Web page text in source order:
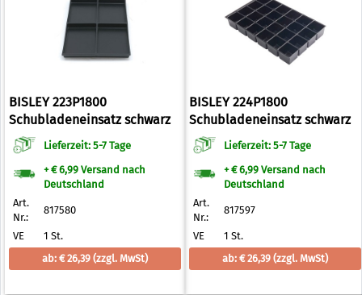
BISLEY 223P1800
Schubladeneinsatz schwarz
Lieferzeit: 5-7 Tage
+ € 6,99 Versand nach
Deutschland
Art.
Nr.:
817580
VE
1 St.
ab: € 26,39 (zzgl. MwSt)
BISLEY 224P1800
Schubladeneinsatz schwarz
Lieferzeit: 5-7 Tage
+ € 6,99 Versand nach
Deutschland
Art.
Nr.:
817597
VE
1 St.
ab: € 26,39 (zzgl. MwSt)